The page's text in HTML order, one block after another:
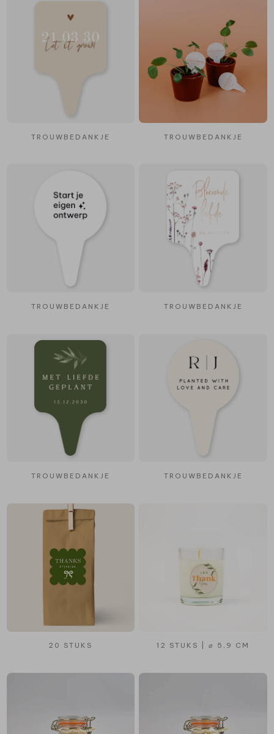
TROUWBEDANKJE TROUWBEDANKJE
TROUWBEDANKJE TROUWBEDANKJE
TROUWBEDANKJE TROUWBEDANKJE
20 STUKS 12 STUKS | ⌀ 5,9 CM